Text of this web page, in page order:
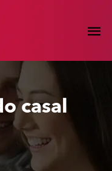
casal